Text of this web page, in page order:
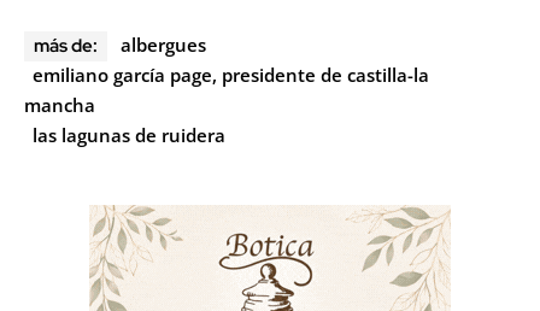
más de:
albergues
emiliano garcía page, presidente de castilla-la
mancha
las lagunas de ruidera